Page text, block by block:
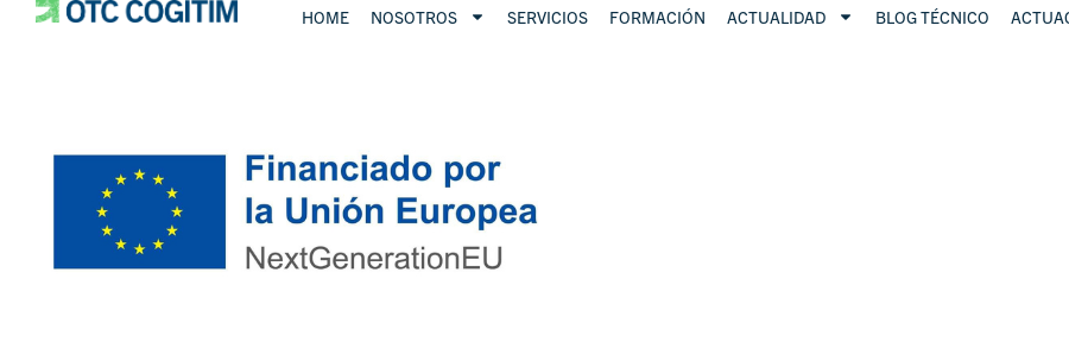
HOME NOSOTROS SERVICIOS FORMACIÓN ACTUALIDAD BLOG TÉCNICO